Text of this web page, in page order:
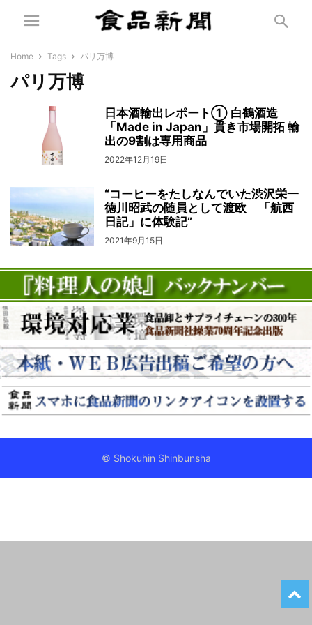
Home Tags パリ万博
パリ万博
日本酒輸出レポート① 白鶴酒造
「Made in Japan」貫き市場開拓 輸
出の9割は専用商品
2022年12月19日
“コーヒーをたしなんでいた渋沢栄一
徳川昭武の随員として渡欧 「航西
日記」に体験記”
2021年9月15日
© Shokuhin Shinbunsha